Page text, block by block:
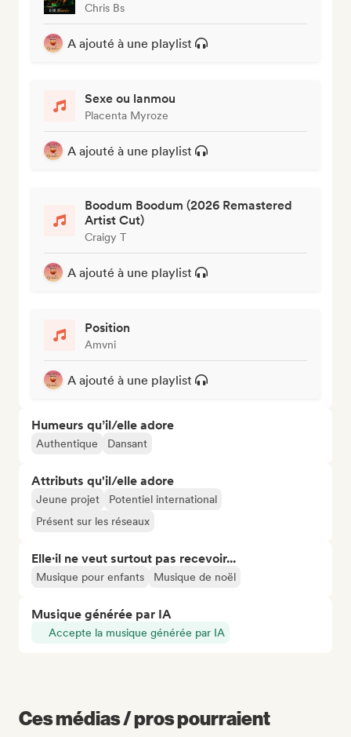
Chris Bs
A ajouté à une playlist
Sexe ou lanmou
Placenta Myroze
A ajouté à une playlist
Boodum Boodum (2026 Remastered
Artist Cut)
Craigy T
A ajouté à une playlist
Position
Amvni
A ajouté à une playlist
Humeurs qu’il/elle adore
Authentique Dansant
Attributs qu'il/elle adore
Jeune projet
Potentiel international
Présent sur les réseaux
Elle·il ne veut surtout pas recevoir...
Musique pour enfants Musique de noël
Musique générée par IA
Accepte la musique générée par IA
Ces médias / pros pourraient